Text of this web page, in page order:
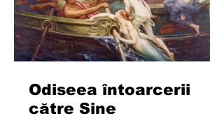
Odiseea întoarcerii
către Sine